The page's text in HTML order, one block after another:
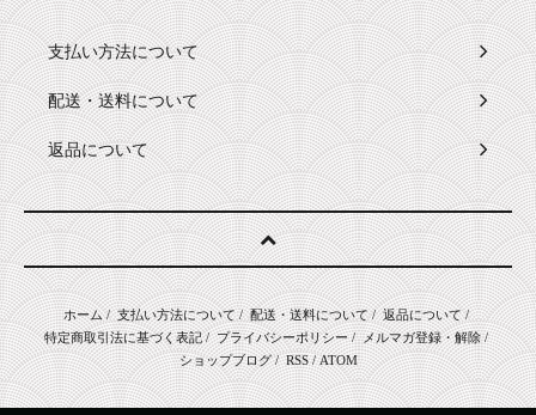
支払い方法について
配送・送料について
返品について
ホーム/ 支払い方法について/ 配送・送料について/ 返品について/
特定商取引法に基づく表記/ プライバシーポリシー/ メルマガ登録・解除/
ショップブログ/ RSS/ATOM